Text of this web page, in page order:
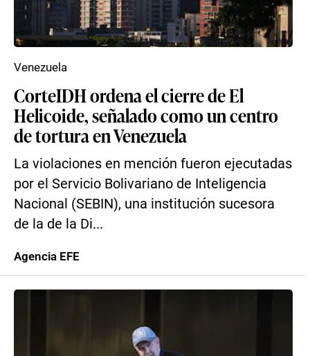
CorteIDH ordena el cierre de El
Helicoide, señalado como un centro
de tortura en Venezuela
La violaciones en mención fueron ejecutadas
por el Servicio Bolivariano de Inteligencia
Nacional (SEBIN), una institución sucesora
de la de la Di...
Venezuela
Agencia EFE